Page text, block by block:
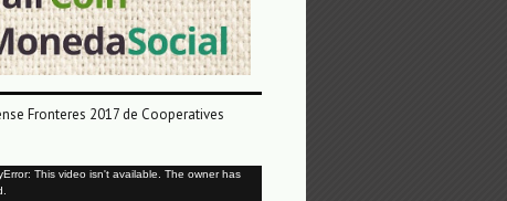
Fronteres 2017 de Cooperatives
This video isn't available. The owner has